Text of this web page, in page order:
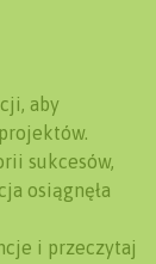
aby
sukcesów,
osiągnęła
i przeczytaj